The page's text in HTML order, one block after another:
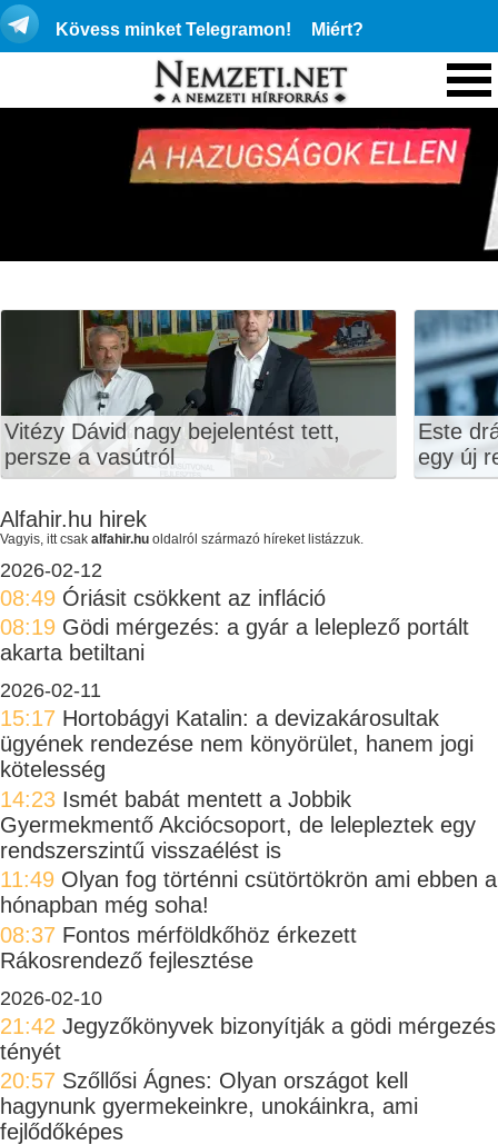
Kövess minket Telegramon! Miért?
Vitézy Dávid nagy bejelentést tett,
persze a vasútról
Este
egy új
Alfahir.hu hirek
Vagyis, itt csak alfahir.hu oldalról származó híreket listázzuk.
2026-02-12
08:49 Óriásit csökkent az infláció
08:19 Gödi mérgezés: a gyár a leleplező portált
akarta betiltani
2026-02-11
15:17 Hortobágyi Katalin: a devizakárosultak
ügyének rendezése nem könyörület, hanem jogi
kötelesség
14:23 Ismét babát mentett a Jobbik
Gyermekmentő Akciócsoport, de lelepleztek egy
rendszerszintű visszaélést is
11:49 Olyan fog történni csütörtökrön ami ebben a
hónapban még soha!
08:37 Fontos mérföldkőhöz érkezett
Rákosrendező fejlesztése
2026-02-10
21:42 Jegyzőkönyvek bizonyítják a gödi mérgezés
tényét
20:57 Szőllősi Ágnes: Olyan országot kell
hagynunk gyermekeinkre, unokáinkra, ami
fejlődőképes